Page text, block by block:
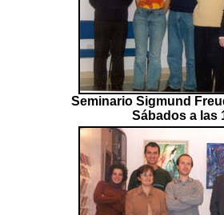
Seminario Sigmund
Sábados a las